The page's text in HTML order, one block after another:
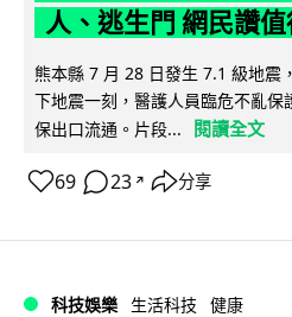
人、逃生門 網民讚
熊本縣 7 月 28 日發生 7.1 級地震
下地震一刻，醫護人員臨危不亂保
保出口流通。片段...
閱讀全文
69 23 ↗ 分享
科技娛樂 生活科技 健康